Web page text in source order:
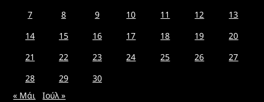
7
8 9 10 11 12
13
14
15 16 17 18 19
20
21
22 23 24 25 26
27
28
29
30
« Μάι
Ιούλ »